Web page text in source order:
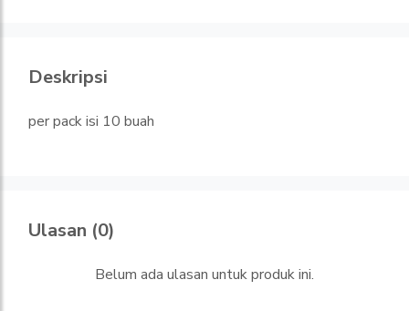
Deskripsi
per pack isi 10 buah
Ulasan (0)
Belum ada ulasan untuk produk ini.